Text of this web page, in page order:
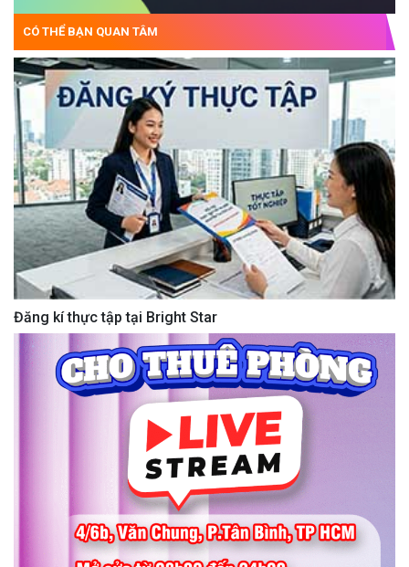
CÓ THỂ BẠN QUAN TÂM
Đăng kí thực tập tại Bright Star